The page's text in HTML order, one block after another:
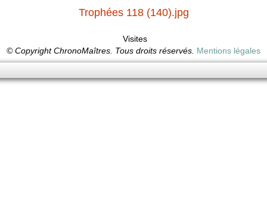
Trophées 118 (140).jpg
Visites
© Copyright ChronoMaîtres. Tous droits réservés. Mentions légales